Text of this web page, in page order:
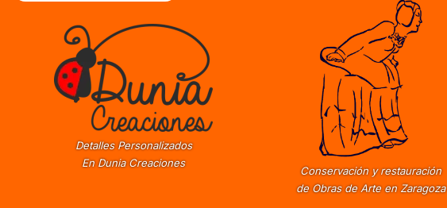
Detalles Personalizados
En Dunia Creaciones
Conservación y restauración
de Obras de Arte en Zaragoza